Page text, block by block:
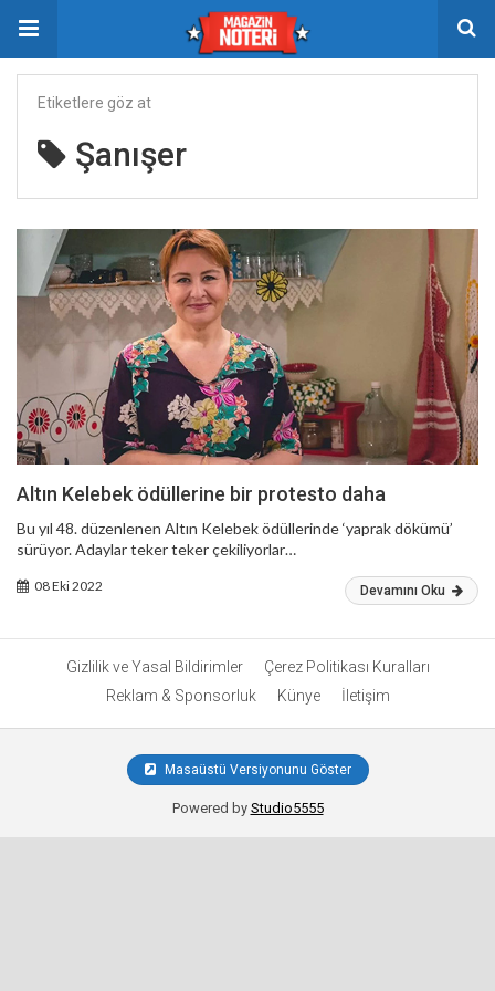
Etiketlere göz at
Şanışer
Altın Kelebek ödüllerine bir protesto daha
Bu yıl 48. düzenlenen Altın Kelebek ödüllerinde ‘yaprak dökümü’
sürüyor. Adaylar teker teker çekiliyorlar…
08 Eki 2022 Devamını Oku
Gizlilik ve Yasal Bildirimler
Çerez Politikası Kuralları
Reklam & Sponsorluk
Künye İletişim
Masaüstü Versiyonunu Göster
Powered by Studio5555